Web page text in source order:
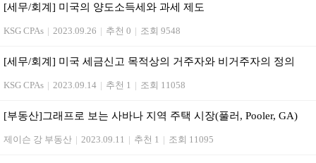
[세무/회계] 미국의 양도소득세와 과세 제도
KSG CPAs | 2023.09.26 | 추천 0 | 조회 9548
[세무/회계] 미국 세금신고 목적상의 거주자와 비거주자의 정의
KSG CPAs | 2023.09.14 | 추천 1 | 조회 11058
[부동산]그래프로 보는 사바나 지역 주택 시장(풀러, Pooler, GA)
제이슨 강 부동산 | 2023.09.11 | 추천 1 | 조회 11095